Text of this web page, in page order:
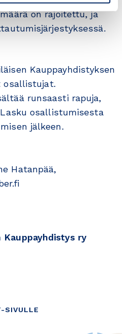
on rajoitettu, ja
Kauppayhdistyksen
osallistujat.
runsaasti rapuja,
osallistumisesta
jälkeen.
Hatanpää,
ry
SIVULLE